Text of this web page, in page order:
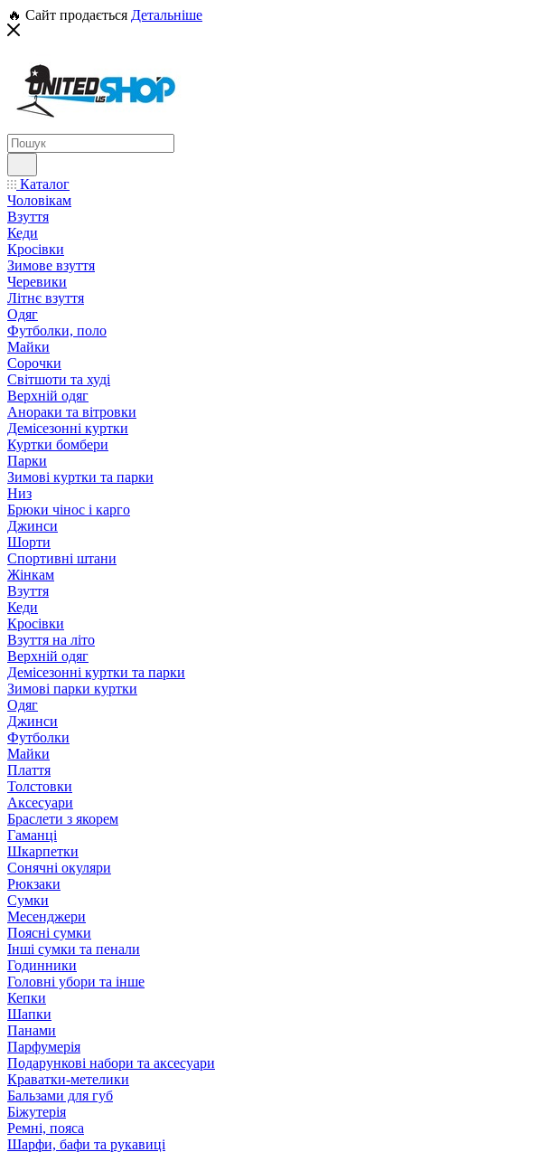
🔥 Сайт продається Детальніше
Каталог
Чоловікам
Взуття
Кеди
Кросівки
Зимове взуття
Черевики
Літнє взуття
Одяг
Футболки, поло
Майки
Сорочки
Світшоти та худі
Верхній одяг
Анораки та вітровки
Демісезонні куртки
Куртки бомбери
Парки
Зимові куртки та парки
Низ
Брюки чінос і карго
Джинси
Шорти
Спортивні штани
Жінкам
Взуття
Кеди
Кросівки
Взуття на літо
Верхній одяг
Демісезонні куртки та парки
Зимові парки куртки
Одяг
Джинси
Футболки
Майки
Плаття
Толстовки
Аксесуари
Браслети з якорем
Гаманці
Шкарпетки
Сонячні окуляри
Рюкзаки
Сумки
Месенджери
Поясні сумки
Інші сумки та пенали
Годинники
Головні убори та інше
Кепки
Шапки
Панами
Парфумерія
Подарункові набори та аксесуари
Краватки-метелики
Бальзами для губ
Біжутерія
Ремні, пояса
Шарфи, бафи та рукавиці